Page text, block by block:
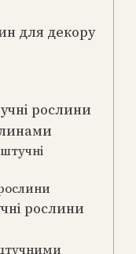
для декору
рослини
рослини